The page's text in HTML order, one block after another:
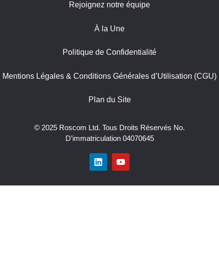
Rejoignez notre équipe
À la Une
Politique de Confidentialité
Mentions Légales & Conditions Générales d’Utilisation (CGU)
Plan du Site
© 2025 Roscom Ltd. Tous Droits Réservés No.
D’immatriculation 04070645